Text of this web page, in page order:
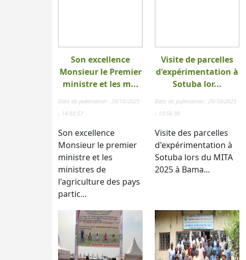
Son excellence
Monsieur le Premier
ministre et les m...
Date de publication : 29/10/2025
- 14:03:57
Son excellence
Monsieur le premier
ministre et les
ministres de
l'agriculture des pays
partic...
Visite de parcelles
d'expérimentation à
Sotuba lor...
Date de publication : 29/10/2025
- 13:56:38
Visite des parcelles
d'expérimentation à
Sotuba lors du MITA
2025 à Bama...